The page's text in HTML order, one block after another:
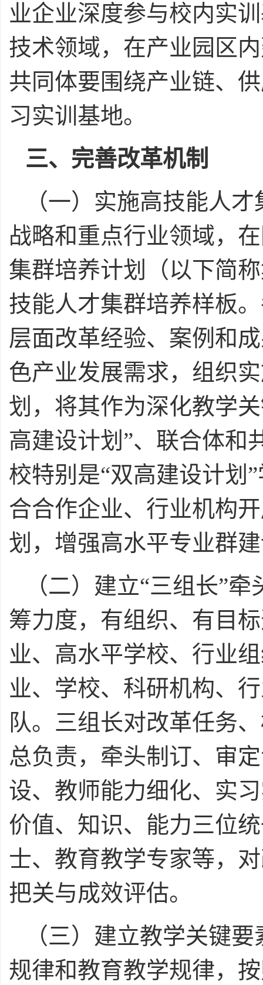
业企业深度参与校内实
技术领域，在产业园区
共同体要围绕产业链、
习实训基地。
三、完善改革机制
（一）实施高技能人
战略和重点行业领域，
集群培养计划（以下简
技能人才集群培养样板
层面改革经验、案例和
色产业发展需求，组织
划，将其作为深化教学
高建设计划”、联合体和
校特别是“双高建设计划
合合作企业、行业机构
划，增强高水平专业群
（二）建立“三组长”
筹力度，有组织、有目
业、高水平学校、行业
业、学校、科研机构、
队。三组长对改革任务
总负责，牵头制订、审
设、教师能力细化、实
价值、知识、能力三位
士、教育教学专家等，
把关与成效评估。
（三）建立教学关键
规律和教育教学规律，